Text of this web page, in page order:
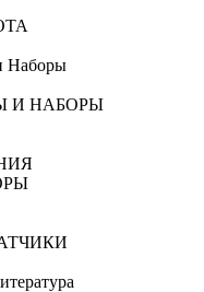
Наборы
И НАБОРЫ